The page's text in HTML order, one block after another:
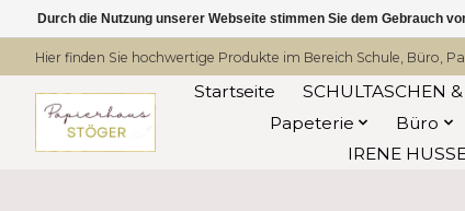
Hier finden Sie hochwertige Produkte im Bereich Schule, Büro,
Startseite SCHULTASCHEN
Papeterie
Büro
IRENE
Durch die Nutzung unserer Webseite stimmen Sie dem Gebrauch